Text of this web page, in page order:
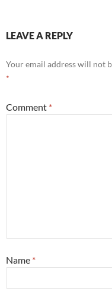
LEAVE A REPLY
Your email address will not
*
Comment *
Name *